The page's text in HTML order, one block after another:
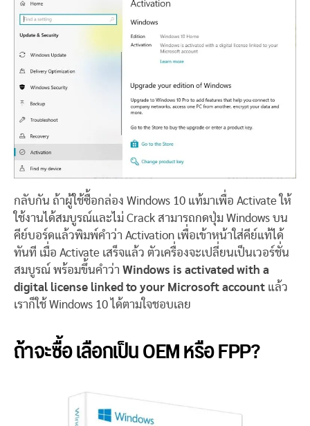
กลับกัน ถ้าผู้ใช้ซื้อกล่อง Windows 10 แท้มาเพื่อ Activate ให้
ใช้งานได้สมบูรณ์และไม่ Crack สามารถกดปุ่ม Windows บน
คีย์บอร์ดแล้วพิมพ์คำว่า Activation เพื่อเข้าหน้าใส่คีย์แท้ได้
ทันที เมื่อ Activate เสร็จแล้ว ตัวเครื่องจะเปลี่ยนเป็นเวอร์ชั่น
สมบูรณ์ พร้อมขึ้นคำว่า Windows is activated with a
digital license linked to your Microsoft account แล้ว
เราก็ใช้ Windows 10 ได้ตามใจชอบเลย
ถ้าจะซื้อ เลือกเป็น OEM หรือ FPP?